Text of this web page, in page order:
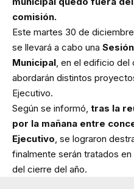
comisión.
Este martes 30 de
se llevará a cabo una
Municipal, en el edificio del
abordarán distintos
Ejecutivo.
Según se informó, tras la
por la mañana entre
Ejecutivo, se lograron
finalmente serán tratados
del cierre del año.